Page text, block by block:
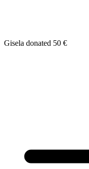
Gisela donated 50 €